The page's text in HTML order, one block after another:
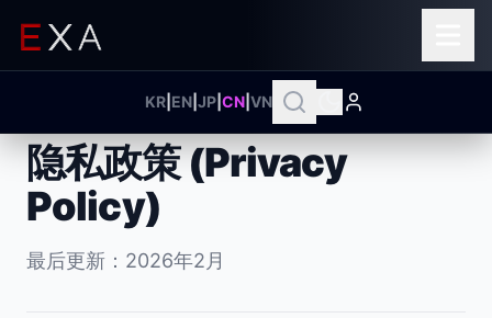
KR EN JP CN VN
隐私政策 (Privacy
Policy)
最后更新：2026年2月